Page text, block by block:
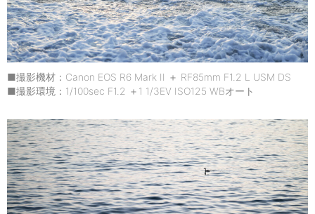
■撮影機材：Canon EOS R6 Mark II ＋ RF85mm F1.2 L USM DS
■撮影環境：1/100sec F1.2 ＋1 1/3EV ISO125 WBオート